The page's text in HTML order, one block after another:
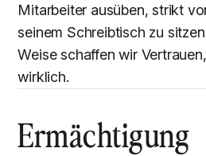
Mitarbeiter ausüben, strikt
seinem Schreibtisch zu
Weise schaffen wir
wirklich.
Ermächtigung